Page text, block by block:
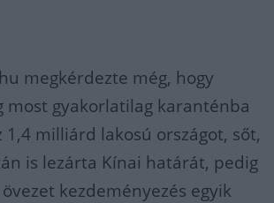
megkérdezte még, hogy
most gyakorlatilag karanténba
1,4 milliárd lakosú országot, sőt,
is lezárta Kínai határát, pedig
kezdeményezés egyik